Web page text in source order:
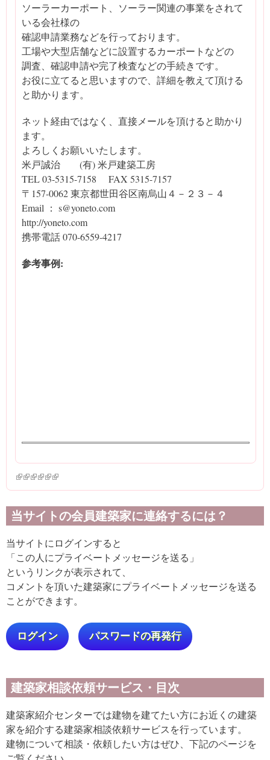
ソーラーカーポート、ソーラー関連の事業をされて
いる会社様の
確認申請業務などを行っております。
工場や大型店舗などに設置するカーポートなどの
調査、確認申請や完了検査などの手続きです。
お役に立てると思いますので、詳細を教えて頂ける
と助かります。
ネット経由ではなく、直接メールを頂けると助かり
ます。
よろしくお願いいたします。
米戸誠治 (有) 米戸建築工房
TEL 03-5315-7158 FAX 5315-7157
〒157-0062 東京都世田谷区南烏山４－２３－４
Email ： s@yoneto.com
http://yoneto.com
携帯電話 070-6559-4217
参考事例:
(link is external)
(link is external)
(link is external)
(link is external)
(link is external)
(link is external)
当サイトの会員建築家に連絡するには？
当サイトにログインすると
「この人にプライベートメッセージを送る」
というリンクが表示されて、
コメントを頂いた建築家にプライベートメッセージを送る
ことができます。
ログイン パスワードの再発行
建築家相談依頼サービス・目次
建築家紹介センターでは建物を建てたい方にお近くの建築
家を紹介する建築家相談依頼サービスを行っています。
建物について相談・依頼したい方はぜひ、下記のページを